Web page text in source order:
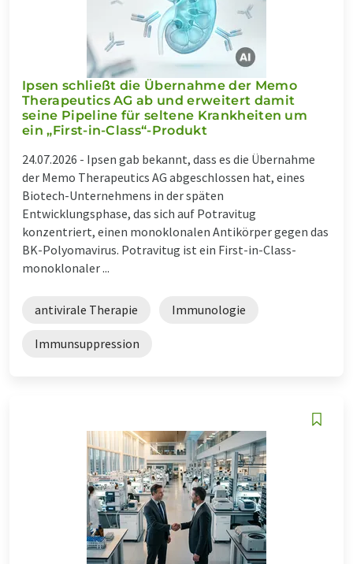
Ipsen schließt die Übernahme der Memo
Therapeutics AG ab und erweitert damit
seine Pipeline für seltene Krankheiten um
ein „First-in-Class“-Produkt
24.07.2026 - Ipsen gab bekannt, dass es die Übernahme
der Memo Therapeutics AG abgeschlossen hat, eines
Biotech-Unternehmens in der späten
Entwicklungsphase, das sich auf Potravitug
konzentriert, einen monoklonalen Antikörper gegen das
BK-Polyomavirus. Potravitug ist ein First-in-Class-
monoklonaler ...
antivirale Therapie Immunologie
Immunsuppression